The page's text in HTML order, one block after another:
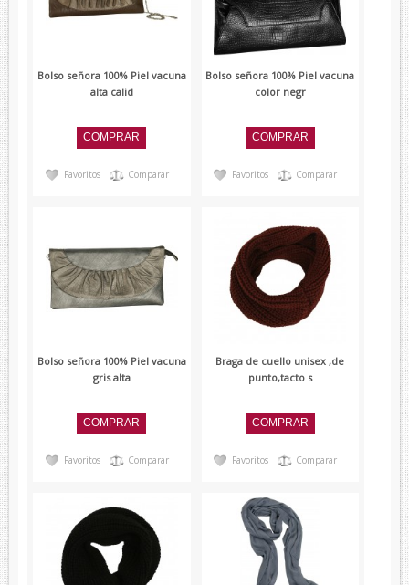
Renato Balestra
Bolso señora 100% Piel vacuna
alta calid
Favoritos Comparar
Bolso señora 100% Piel vacuna
color negr
Favoritos Comparar
Bolso señora 100% Piel vacuna
gris alta
Favoritos Comparar
Braga de cuello unisex ,de
punto,tacto s
Favoritos Comparar